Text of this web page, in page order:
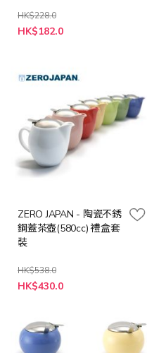
HK$228.0
HK$182.0
ZERO JAPAN - 陶瓷不銹
鋼蓋茶壺(580cc) 禮盒套
裝
HK$538.0
HK$430.0